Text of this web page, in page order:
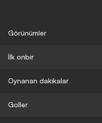
Görünümler
İlk onbir
Oynanan dakikalar
Goller